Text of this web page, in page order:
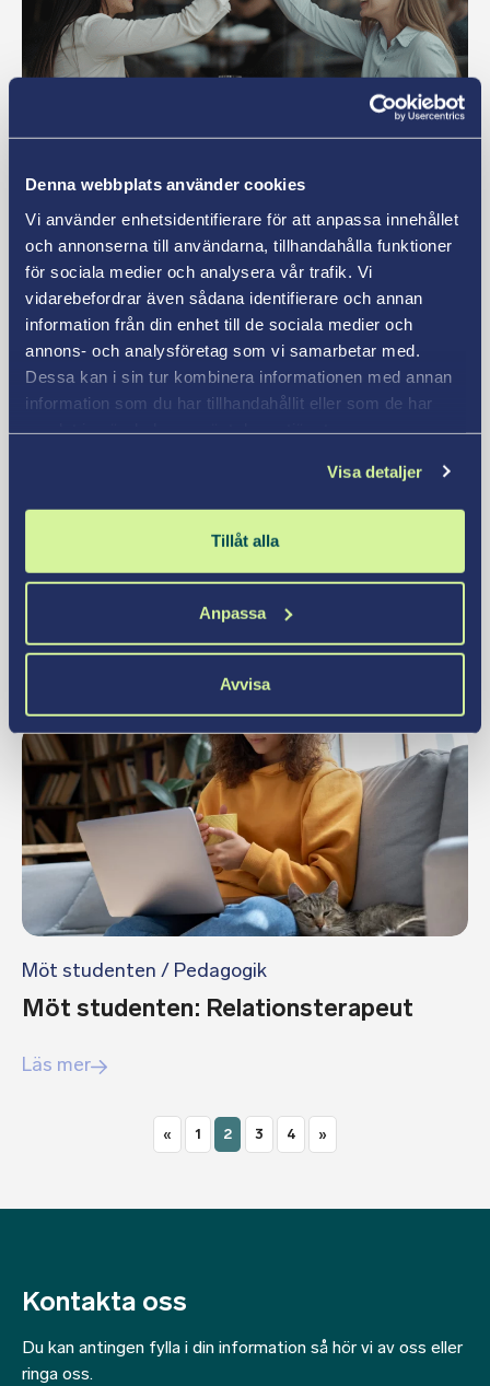
Denna webbplats använder cookies
Vi använder enhetsidentifierare för att anpassa innehållet
och annonserna till användarna, tillhandahålla funktioner
för sociala medier och analysera vår trafik. Vi
vidarebefordrar även sådana identifierare och annan
information från din enhet till de sociala medier och
annons- och analysföretag som vi samarbetar med.
Dessa kan i sin tur kombinera informationen med annan
information som du har tillhandahållit eller som de har
Visa detaljer
Tillåt alla
Anpassa
Avvisa
Pedagogiskt ledarskap
Läs mer
Vad är pedagogik?
Läs mer
Möt studenten / Pedagogik
Möt studenten: Relationsterapeut
Läs mer
« 1 2 3 4 »
Kontakta oss
Du kan antingen fylla i din information så hör vi av oss eller
ringa oss.